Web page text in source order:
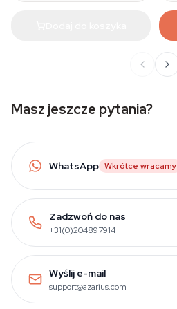
Masz jeszcze pytania?
WhatsApp Wkrótce wracamy
Zadzwoń do nas
+31(0)204897914
Wyślij e-mail
support@azarius.com